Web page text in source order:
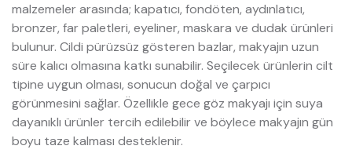
malzemeler arasında; kapatıcı, fondöten, aydınlatıcı,
bronzer, far paletleri, eyeliner, maskara ve dudak ürünleri
bulunur. Cildi pürüzsüz gösteren bazlar, makyajın uzun
süre kalıcı olmasına katkı sunabilir. Seçilecek ürünlerin cilt
tipine uygun olması, sonucun doğal ve çarpıcı
görünmesini sağlar. Özellikle gece göz makyajı için suya
dayanıklı ürünler tercih edilebilir ve böylece makyajın gün
boyu taze kalması desteklenir.